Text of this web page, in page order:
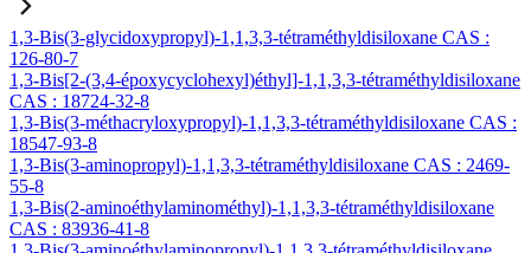
1,3-Bis(3-glycidoxypropyl)-1,1,3,3-tétraméthyldisiloxane CAS :
126-80-7
1,3-Bis[2-(3,4-époxycyclohexyl)éthyl]-1,1,3,3-tétraméthyldisiloxane
CAS : 18724-32-8
1,3-Bis(3-méthacryloxypropyl)-1,1,3,3-tétraméthyldisiloxane CAS :
18547-93-8
1,3-Bis(3-aminopropyl)-1,1,3,3-tétraméthyldisiloxane CAS : 2469-
55-8
1,3-Bis(2-aminoéthylaminométhyl)-1,1,3,3-tétraméthyldisiloxane
CAS : 83936-41-8